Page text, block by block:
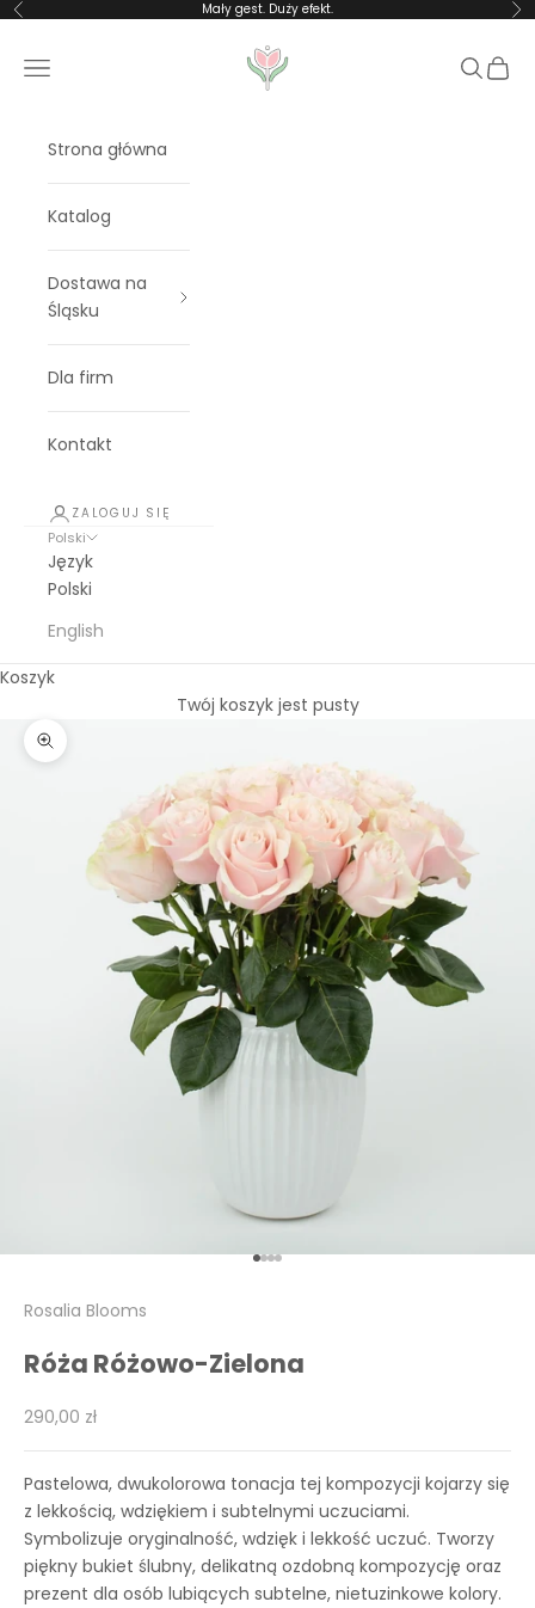
Przejdź do treści
Poprzednie Mały gest. Duży efekt.
Rosalia Blooms
Menu Szukaj
Strona główna
Katalog
Dostawa na
Śląsku
Dla firm
Kontakt
ZALOGUJ SIĘ
Polski
Język
Polski
English
Koszyk
Twój koszyk jest pusty
Przybliż
Przejdź do 1
Przejdź do 2
Przejdź do 3
Przejdź do 4
Rosalia Blooms
Róża Różowo-Zielona
Cena promocyjna
290,00 zł
Pastelowa, dwukolorowa tonacja tej kompozycji kojarzy się
z lekkością, wdziękiem i subtelnymi uczuciami.
Symbolizuje oryginalność, wdzięk i lekkość uczuć. Tworzy
piękny bukiet ślubny, delikatną ozdobną kompozycję oraz
prezent dla osób lubiących subtelne, nietuzinkowe kolory.